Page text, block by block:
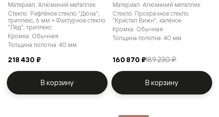
Материал: Алюминий металлик
Стекло: Рифлёное стекло "Дюна",
триплекс, 6 мм + Фактурное стекло
"Лёд", триплекс
Кромка: Обычная
Толщина полотна: 40 мм
218 430 ₽
В корзину
Материал: Алюминий металлик
Стекло: Прозрачное стекло
"Кристал Вижн", калёное
Кромка: Обычная
Толщина полотна: 40 мм
160 870 ₽189 230 ₽
В корзину